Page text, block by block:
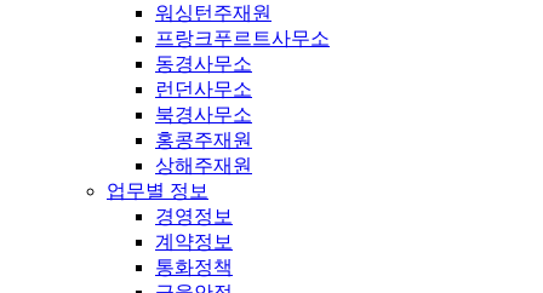
워싱턴주재원
프랑크푸르트사무소
동경사무소
런던사무소
북경사무소
홍콩주재원
상해주재원
업무별 정보
경영정보
계약정보
통화정책